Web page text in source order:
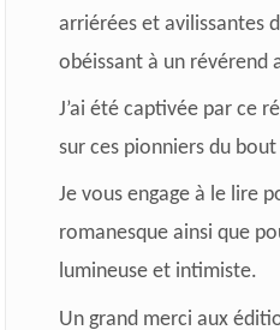
arriérées et avilissantes
obéissant à un révérend
J’ai été captivée par ce
sur ces pionniers du
Je vous engage à le lire
romanesque ainsi que
lumineuse et intimiste.
Un grand merci aux